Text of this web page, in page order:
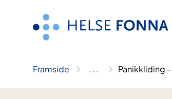
Framside .. . Panikkliding